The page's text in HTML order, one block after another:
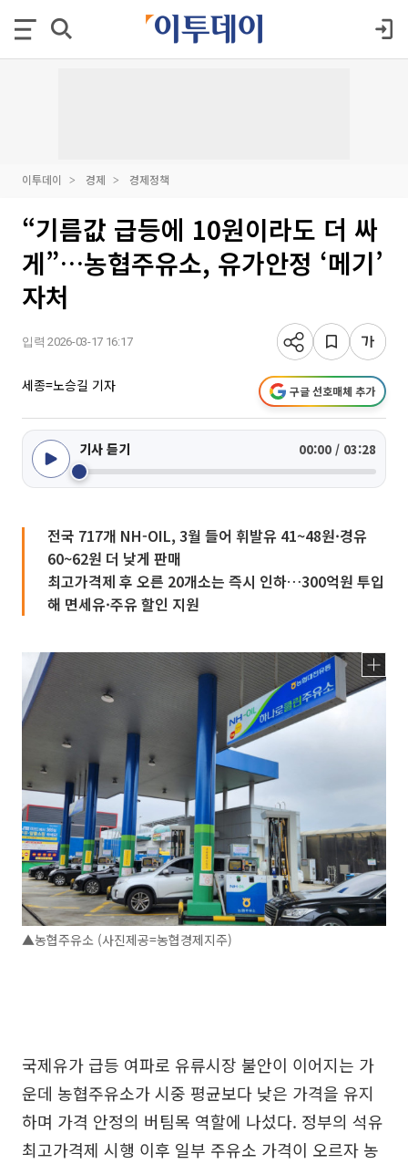
이투데이 경제 경제정책
“기름값 급등에 10원이라도 더 싸
게”…농협주유소, 유가안정 ‘메기’
자처
입력 2026-03-17 16:17
세종=노승길 기자 구글 선호매체 추가
기사 듣기 00:00 / 03:28
전국 717개 NH-OIL, 3월 들어 휘발유 41~48원·경유
60~62원 더 낮게 판매
최고가격제 후 오른 20개소는 즉시 인하…300억원 투입
해 면세유·주유 할인 지원
▲농협주유소 (사진제공=농협경제지주)
국제유가 급등 여파로 유류시장 불안이 이어지는 가
운데 농협주유소가 시중 평균보다 낮은 가격을 유지
하며 가격 안정의 버팀목 역할에 나섰다. 정부의 석유
최고가격제 시행 이후 일부 주유소 가격이 오르자 농